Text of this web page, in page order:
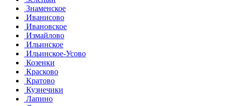
Знаменское
Иванисово
Ивановское
Измайлово
Ильинское
Ильинское-Усово
Козенки
Красково
Кратово
Кузнечики
Лапино